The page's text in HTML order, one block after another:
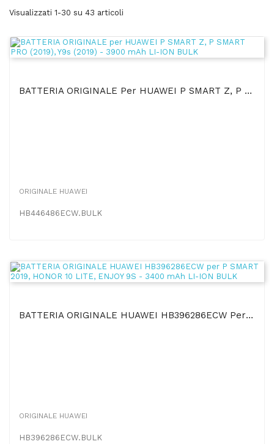
Visualizzati 1-30 su 43 articoli
BATTERIA ORIGINALE Per HUAWEI P SMART Z, P SMART PRO (2019), Y9s (2019) - 3900 MAh LI-ION BULK
ORIGINALE HUAWEI
HB446486ECW.BULK
BATTERIA ORIGINALE HUAWEI HB396286ECW Per P SMART 2019, HONOR 10 LITE, ENJOY 9S - 3400 MAh LI-ION...
ORIGINALE HUAWEI
HB396286ECW.BULK